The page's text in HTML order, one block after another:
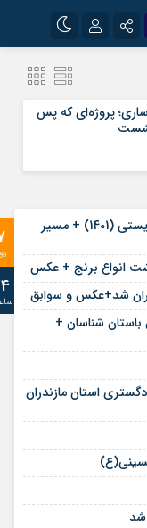
پروژه‌ای که پس
نقشه گردشگری مازندران و جاذبه های توریستی (1401) + مسیر
انواع برنج + عکس
شد+عکس و سوابق
شناسان +
استان مازندران
شد